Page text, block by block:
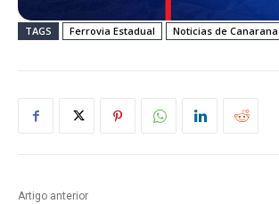
TAGS Ferrovia Estadual Noticias de Canarana
Artigo anterior